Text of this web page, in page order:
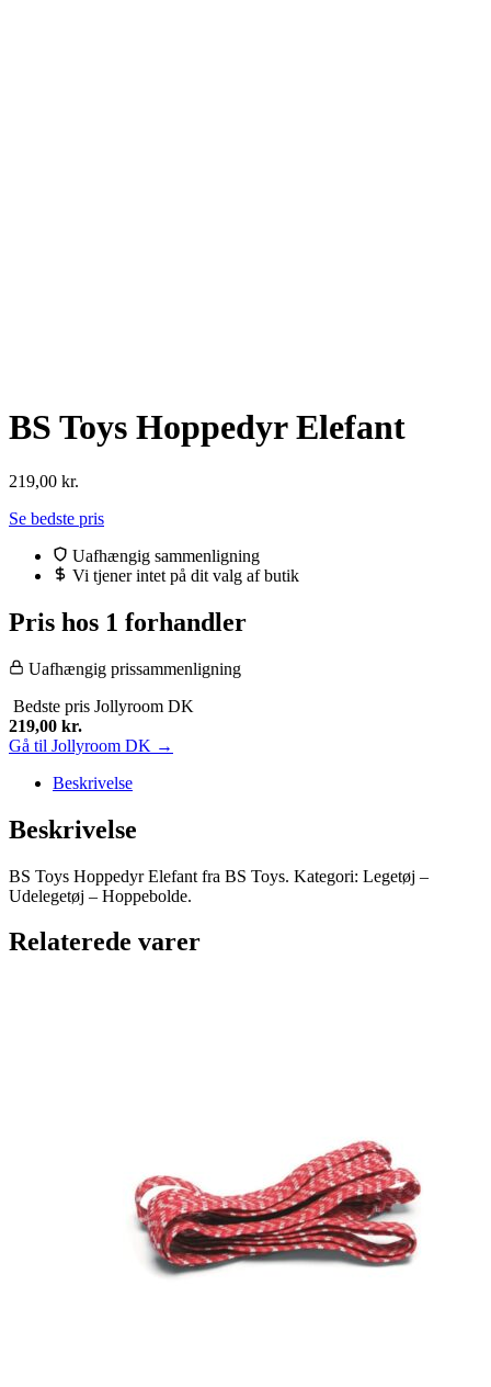
BS Toys Hoppedyr Elefant
219,00 kr.
Se bedste pris
Uafhængig sammenligning
Vi tjener intet på dit valg af butik
Pris hos 1 forhandler
Uafhængig prissammenligning
Bedste pris Jollyroom DK
219,00 kr.
Gå til Jollyroom DK →
Beskrivelse
Beskrivelse
BS Toys Hoppedyr Elefant fra BS Toys. Kategori: Legetøj –
Udelegetøj – Hoppebolde.
Relaterede varer